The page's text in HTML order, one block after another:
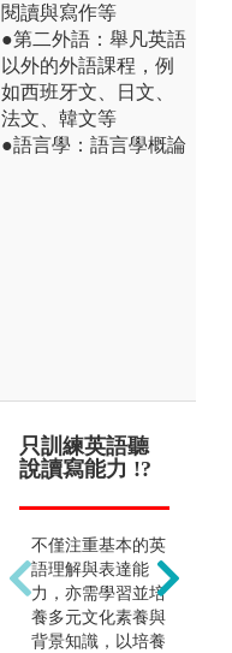
閱讀與寫作等
●第二外語：舉凡英語
以外的外語課程，例
如西班牙文、日文、
法文、韓文等
●語言學：語言學概論
畢業後只能當
教職與公職 !?
很多人認為歷史學
類出來後只能當老
師或文化行政，事
實上歷史學類的出
路廣得很，例如：
只訓練英語聽
說讀寫能力 !?
不僅注重基本的英
語理解與表達能
力，亦需學習並培
養多元文化素養與
背景知識，以培養